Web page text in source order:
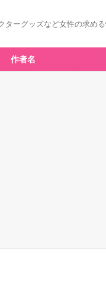
ターグッズなど女性の求め
作者名